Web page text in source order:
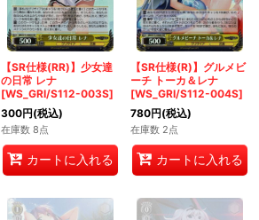
【SR仕様(RR)】少女達
の日常 レナ
[WS_GRI/S112-003S]
300円(税込)
在庫数 8点
カートに入れる
【SR仕様(R)】グルメビ
ーチ トーカ＆レナ
[WS_GRI/S112-004S]
780円(税込)
在庫数 2点
カートに入れる